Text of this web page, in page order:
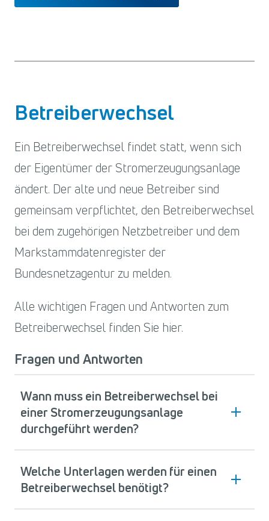
Betreiberwechsel
Ein Betreiberwechsel findet statt, wenn sich
der Eigentümer der Stromerzeugungsanlage
ändert. Der alte und neue Betreiber sind
gemeinsam verpflichtet, den Betreiberwechsel
bei dem zugehörigen Netzbetreiber und dem
Markstammdatenregister der
Bundesnetzagentur zu melden.
Alle wichtigen Fragen und Antworten zum
Betreiberwechsel finden Sie hier.
Fragen und Antworten
Wann muss ein Betreiberwechsel bei
einer Stromerzeugungsanlage
durchgeführt werden?
Welche Unterlagen werden für einen
Betreiberwechsel benötigt?